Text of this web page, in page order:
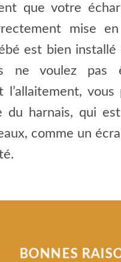
que votre
mise
est bien installé
ne voulez pas
l’allaitement,
du harnais, qui
comme un
BONNES